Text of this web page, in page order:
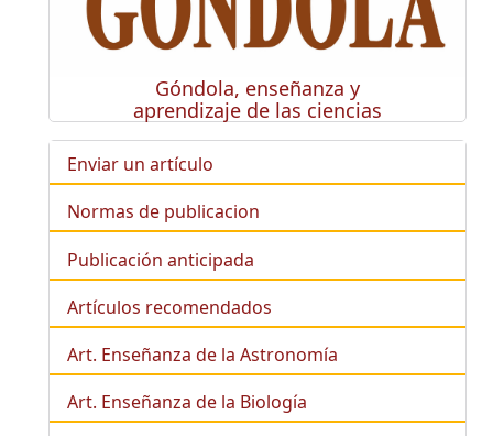
Góndola, enseñanza y
aprendizaje de las ciencias
Enviar un artículo
Normas de publicacion
Publicación anticipada
Artículos recomendados
Art. Enseñanza de la Astronomía
Art. Enseñanza de la Biología